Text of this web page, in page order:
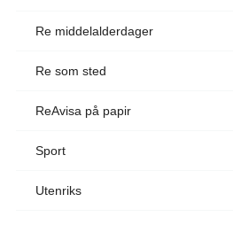
Re middelalderdager
Re som sted
ReAvisa på papir
Sport
Utenriks